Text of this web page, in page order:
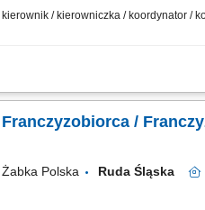
kierownik / kierowniczka / koordynator /
Główne zadania: Prowadzenie własnej
Franczyzobiorca /
Żabka Polska Ruda Śląska